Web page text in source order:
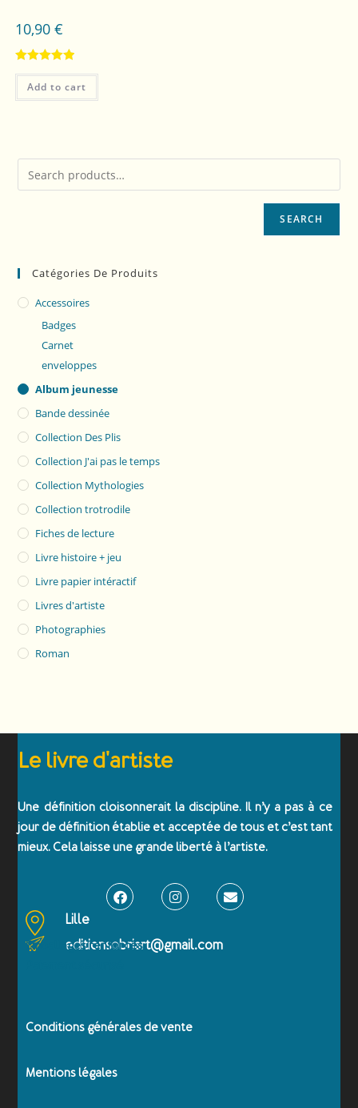
10,90 €
Rated5.00
out of 5
Add to cart
SEARCH
Catégories De Produits
Accessoires
Badges
Carnet
enveloppes
Album jeunesse
Bande dessinée
Collection Des Plis
Collection J'ai pas le temps
Collection Mythologies
Collection trotrodile
Fiches de lecture
Livre histoire + jeu
Livre papier intéractif
Livres d'artiste
Photographies
Roman
Le livre d'artiste
Une définition cloisonnerait la discipline. Il n’y a pas à ce
jour de définition établie et acceptée de tous et c’est tant
mieux. Cela laisse une grande liberté à l’artiste.
Lille
editionsobriart@gmail.com
Emballages renforcés
Conditions générales de vente
Mentions légales